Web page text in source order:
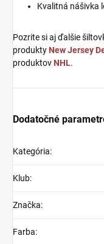
Kvalitná nášivka
Pozrite si aj ďalšie
produkty New Jersey
produktov NHL.
Dodatočné
Kategória:
Klub:
Značka:
Farba: